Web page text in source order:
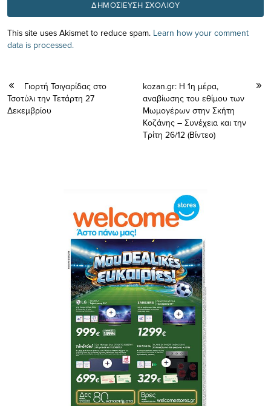
This site uses Akismet to reduce spam. Learn how your comment
data is processed.
Γιορτή Τσιγαρίδας στο
Τσοτύλι την Τετάρτη 27
Δεκεμβρίου
kozan.gr: Η 1η μέρα,
αναβίωσης του εθίμου των
Μωμογέρων στην Σκήτη
Κοζάνης – Συνέχεια και την
Τρίτη 26/12 (Βίντεο)